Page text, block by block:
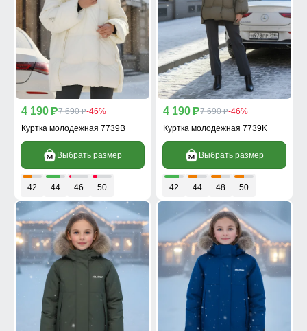
4 190 p7 690 p-46%
Куртка молодежная 7739B
Выбрать размер
42 44 46 50
4 190 p7 690 p-46%
Куртка молодежная 7739K
Выбрать размер
42 44 48 50